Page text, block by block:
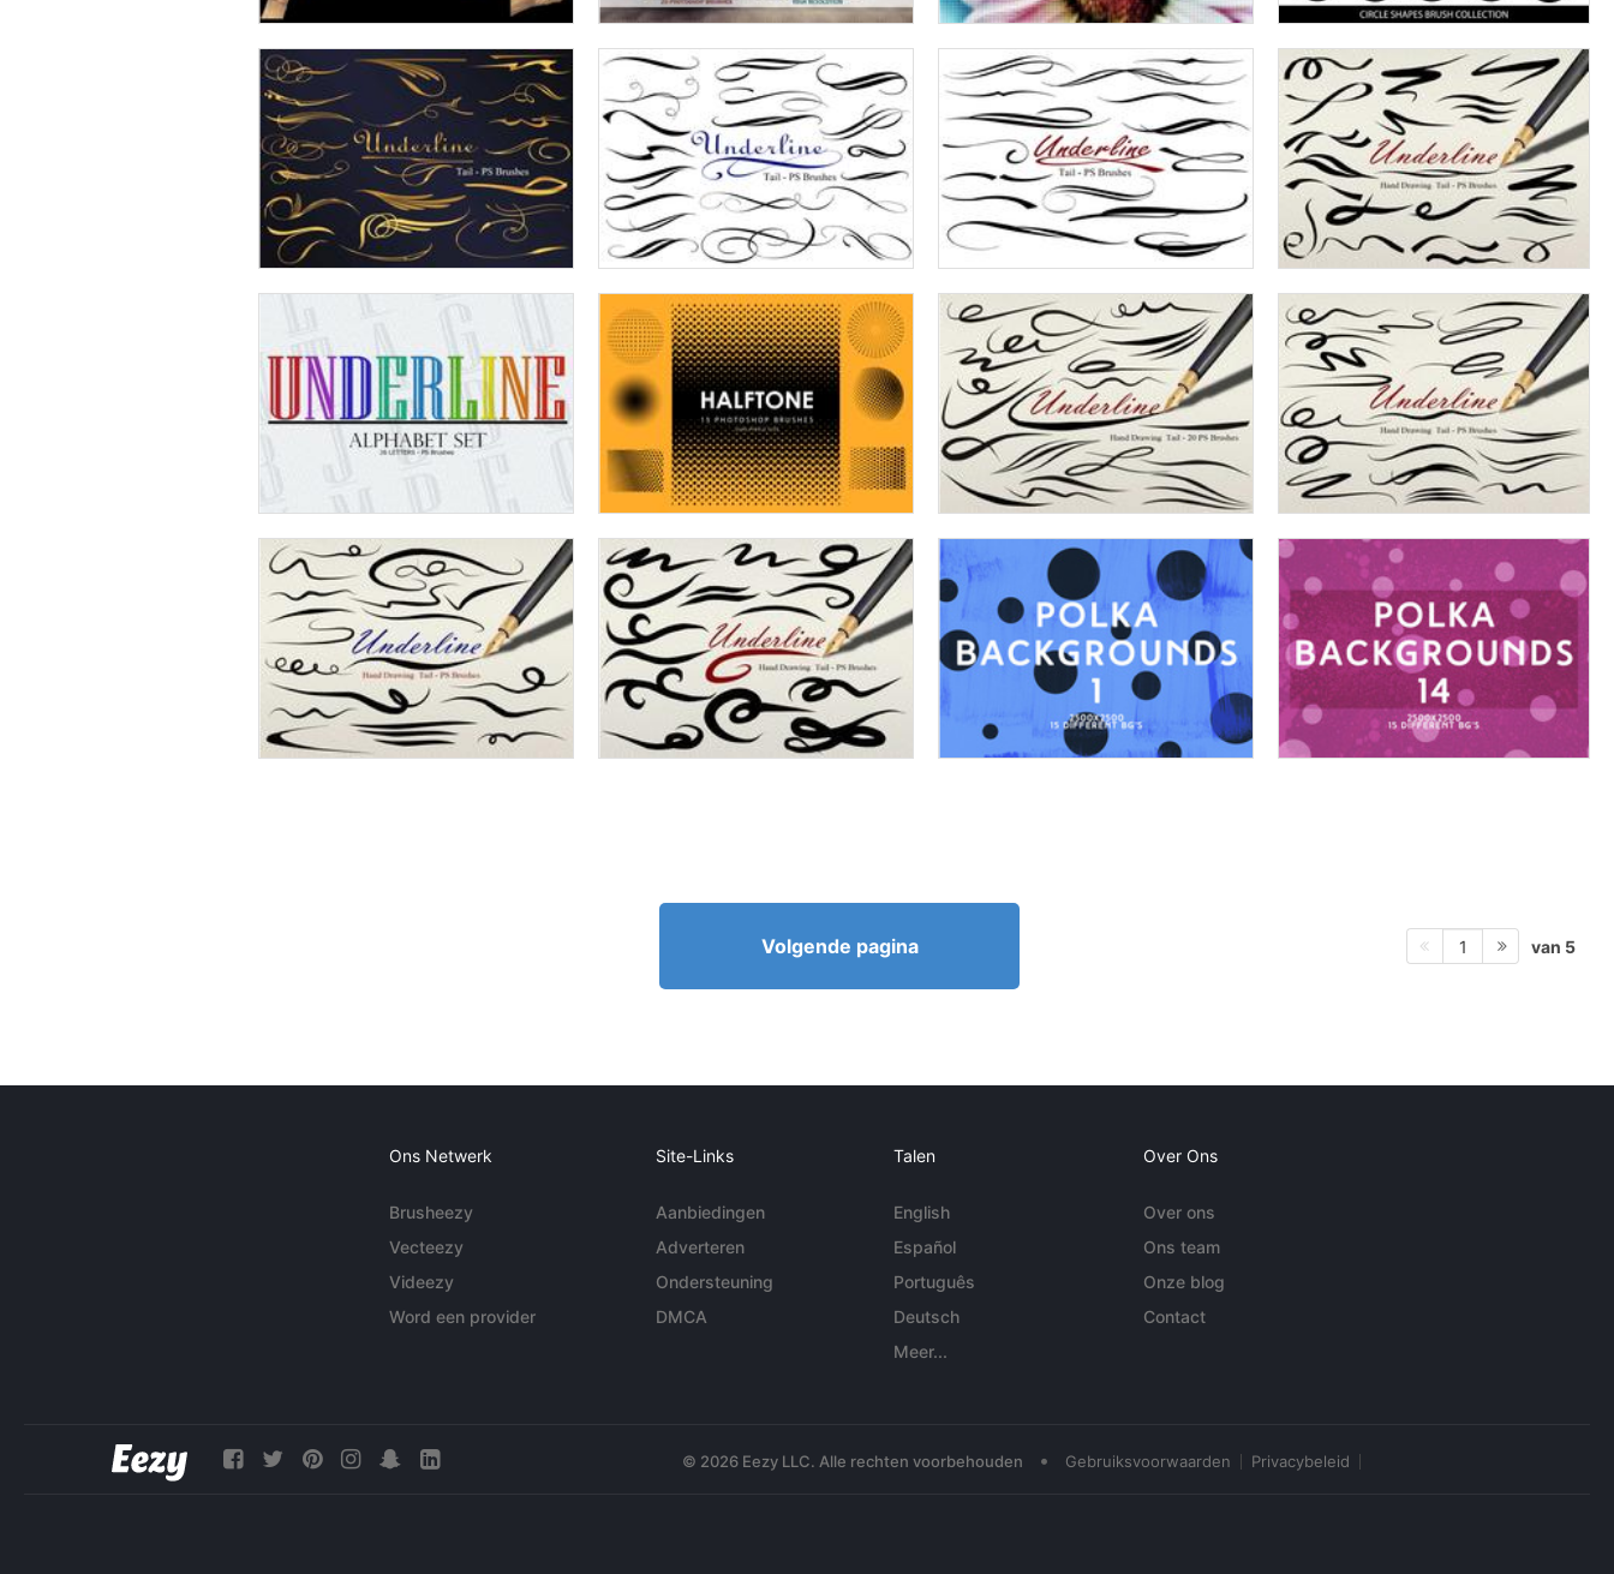
Volgende pagina 1 van 5
Ons Netwerk
Brusheezy
Vecteezy
Videezy
Word een provider
Site-Links
Aanbiedingen
Adverteren
Ondersteuning
DMCA
Talen
English
Español
Português
Deutsch
Meer...
Over Ons
Over ons
Ons team
Onze blog
Contact
© 2026 Eezy LLC. Alle rechten voorbehouden • Gebruiksvoorwaarden Privacybeleid